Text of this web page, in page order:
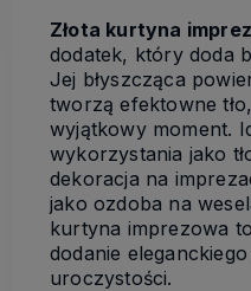
Złota kurtyna
dodatek, który doda
Jej błyszcząca
tworzą efektowne
wyjątkowy moment.
wykorzystania jako
dekoracja na
jako ozdoba na
kurtyna imprezowa
dodanie
uroczystości.